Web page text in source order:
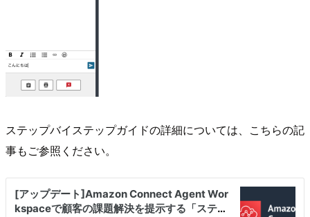
ステップバイステップガイドの詳細については、こちらの記
事もご参照ください。